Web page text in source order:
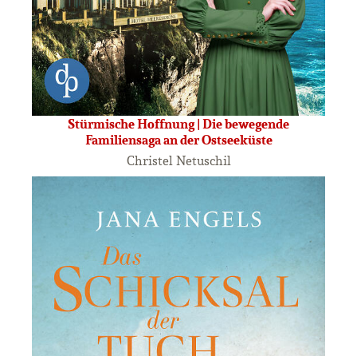
Stürmische Hoffnung | Die bewegende
Familiensaga an der Ostseeküste
Christel Netuschil